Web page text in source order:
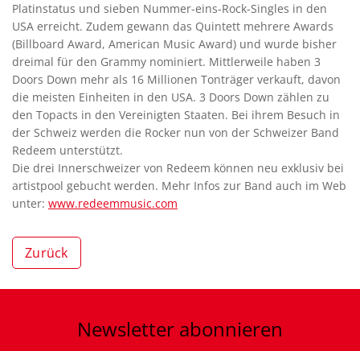
Platinstatus und sieben Nummer-eins-Rock-Singles in den
USA erreicht. Zudem gewann das Quintett mehrere Awards
(Billboard Award, American Music Award) und wurde bisher
dreimal für den Grammy nominiert. Mittlerweile haben 3
Doors Down mehr als 16 Millionen Tonträger verkauft, davon
die meisten Einheiten in den USA. 3 Doors Down zählen zu
den Topacts in den Vereinigten Staaten. Bei ihrem Besuch in
der Schweiz werden die Rocker nun von der Schweizer Band
Redeem unterstützt.
Die drei Innerschweizer von Redeem können neu exklusiv bei
artistpool gebucht werden. Mehr Infos zur Band auch im Web
unter: www.redeemmusic.com
Zurück
Newsletter abonnieren